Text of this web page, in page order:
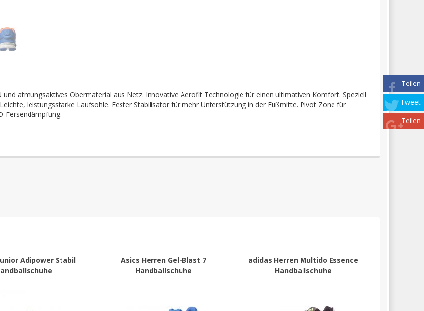
Teilen
Tweet
Teilen
und atmungsaktives Obermaterial aus Netz. Innovative Aerofit Technologie für einen ultimativen Komfort. Speziell
leistungsstarke Laufsohle. Fester Stabilisator für mehr Unterstützung in der Fußmitte. Pivot Zone für
Fersendämpfung.
Adipower Stabil
Asics Herren Gel-Blast 7
Handballschuhe
adidas Herren Multido Essence
Handballschuhe